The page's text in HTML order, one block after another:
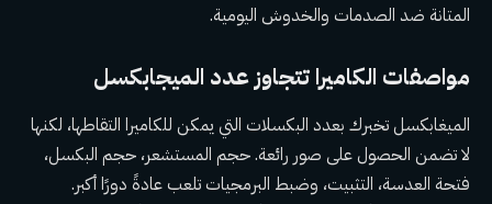
المتانة ضد الصدمات والخدوش اليومية.
مواصفات الكاميرا تتجاوز عدد الميجابكسل
الميغابكسل تخبرك بعدد البكسلات التي يمكن للكاميرا التقاطها، لكنها
لا تضمن الحصول على صور رائعة. حجم المستشعر، حجم البكسل،
فتحة العدسة، التثبيت، وضبط البرمجيات تلعب عادةً دورًا أكبر.